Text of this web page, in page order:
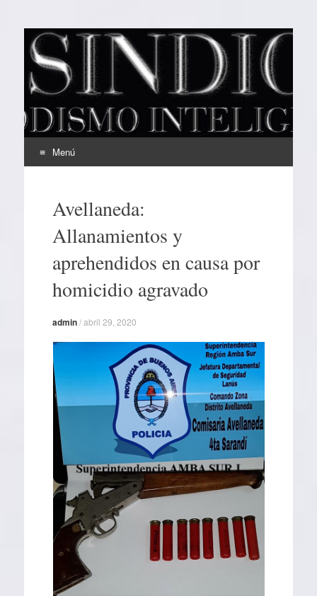
EL SINDICAL
Periodismo Inteligente
Menú
contenidoAvellaneda:
Allanamientos y
aprehendidos en causa por
homicidio agravado
admin/abril 29, 2020